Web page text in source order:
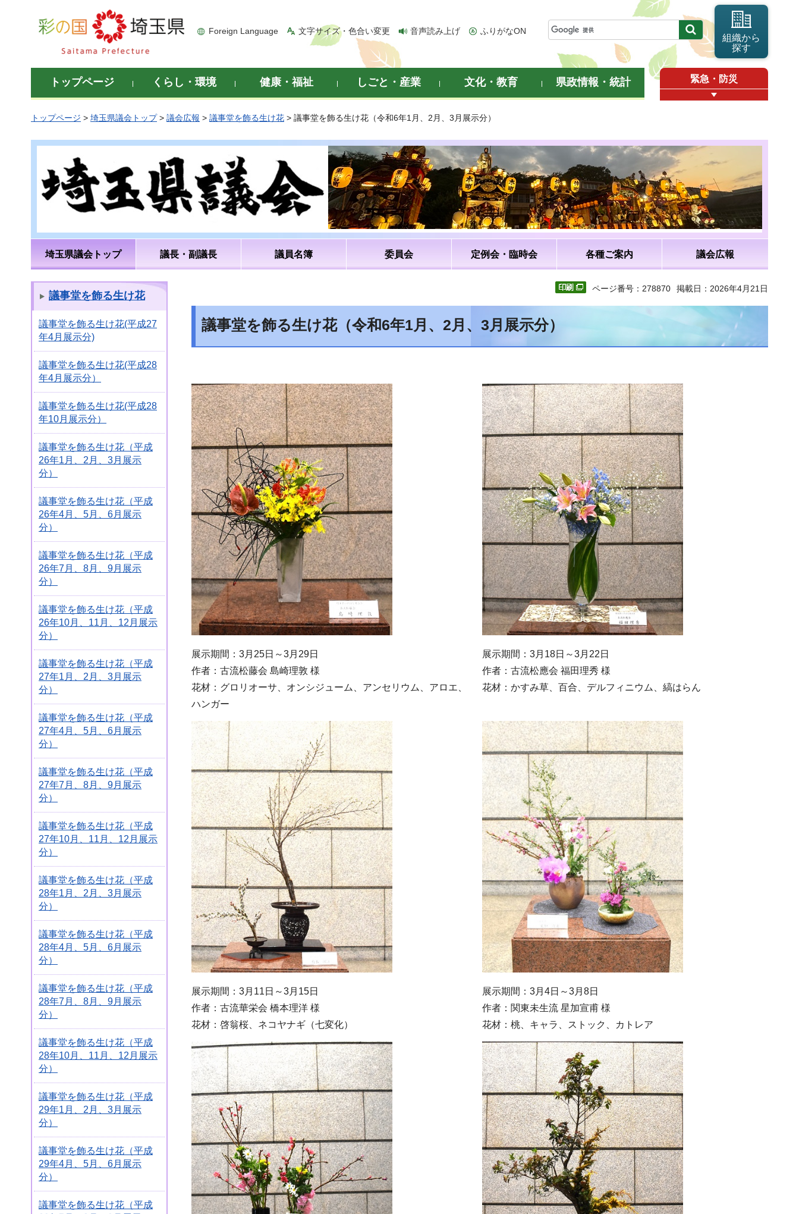
彩の国 埼玉県
Foreign Language 文字サイズ・色合い変更 音声読み上げ ふりがなON
組織から
探す
トップページ くらし・環境 健康・福祉 しごと・産業 文化・教育 県政情報・統計 緊急・防災
トップページ > 埼玉県議会トップ> 議会広報 > 議事堂を飾る生け花 > 議事堂を飾る生け花（令和6年1月、2月、3月展示分）
埼玉県議会トップ 議長・副議長 議員名簿 委員会 定例会・臨時会 各種ご案内 議会広報
議事堂を飾る生け花
議事堂を飾る生け花(平成27
年4月展示分)
議事堂を飾る生け花(平成28
年4月展示分）
議事堂を飾る生け花(平成28
年10月展示分）
議事堂を飾る生け花（平成
26年1月、2月、3月展示
分）
議事堂を飾る生け花（平成
26年4月、5月、6月展示
分）
議事堂を飾る生け花（平成
26年7月、8月、9月展示
分）
議事堂を飾る生け花（平成
26年10月、11月、12月展示
分）
議事堂を飾る生け花（平成
27年1月、2月、3月展示
分）
議事堂を飾る生け花（平成
27年4月、5月、6月展示
分）
議事堂を飾る生け花（平成
27年7月、8月、9月展示
分）
議事堂を飾る生け花（平成
27年10月、11月、12月展示
分）
議事堂を飾る生け花（平成
28年1月、2月、3月展示
分）
議事堂を飾る生け花（平成
28年4月、5月、6月展示
分）
議事堂を飾る生け花（平成
28年7月、8月、9月展示
分）
議事堂を飾る生け花（平成
28年10月、11月、12月展示
分）
議事堂を飾る生け花（平成
29年1月、2月、3月展示
分）
議事堂を飾る生け花（平成
29年4月、5月、6月展示
分）
議事堂を飾る生け花（平成
ページ番号：278870 掲載日：2026年4月21日
議事堂を飾る生け花（令和6年1月、2月、3月展示分）
展示期間：3月25日～3月29日
作者：古流松藤会 島崎理敦 様
花材：グロリオーサ、オンシジューム、アンセリウム、アロエ、
ハンガー
展示期間：3月18日～3月22日
作者：古流松應会 福田理秀 様
花材：かすみ草、百合、デルフィニウム、縞はらん
展示期間：3月11日～3月15日
作者：古流華栄会 橋本理洋 様
花材：啓翁桜、ネコヤナギ（七変化）
展示期間：3月4日～3月8日
作者：関東未生流 星加宣甫 様
花材：桃、キャラ、ストック、カトレア